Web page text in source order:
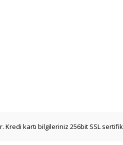
Kredi kartı bilgileriniz 256bit SSL